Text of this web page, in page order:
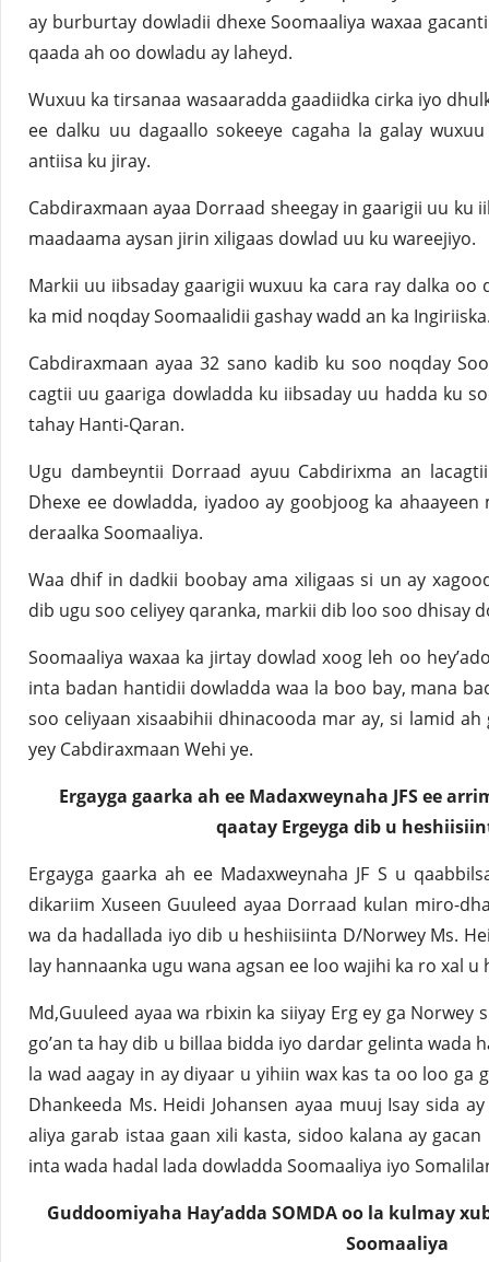
ay burburtay dowladii dhexe Soomaaliya waxaa
qaada ah oo dowladu ay laheyd.
Wuxuu ka tirsanaa wasaaradda gaadiidka cirka iyo
ee dalku uu dagaallo sokeeye cagaha la galay
antiisa ku jiray.
Cabdiraxmaan ayaa Dorraad sheegay in gaarigii uu ku
maadaama aysan jirin xiligaas dowlad uu ku wareejiyo.
Markii uu iibsaday gaarigii wuxuu ka cara ray dalka oo
ka mid noqday Soomaalidii gashay wadd an ka
Cabdiraxmaan ayaa 32 sano kadib ku soo noqday
cagtii uu gaariga dowladda ku iibsaday uu hadda ku
tahay Hanti-Qaran.
Ugu dambeyntii Dorraad ayuu Cabdirixma an
Dhexe ee dowladda, iyadoo ay goobjoog ka
deraalka Soomaaliya.
Waa dhif in dadkii boobay ama xiligaas si un ay
dib ugu soo celiyey qaranka, markii dib loo soo dhisay
Soomaaliya waxaa ka jirtay dowlad xoog leh oo
inta badan hantidii dowladda waa la boo bay, mana
soo celiyaan xisaabihii dhinacooda mar ay, si lamid
yey Cabdiraxmaan Wehi ye.
Ergayga gaarka ah ee Madaxweynaha JFS ee
qaatay Ergeyga dib u
Ergayga gaarka ah ee Madaxweynaha JF S u
dikariim Xuseen Guuleed ayaa Dorraad kulan miro-
wa da hadallada iyo dib u heshiisiinta D/Norwey Ms.
lay hannaanka ugu wana agsan ee loo wajihi ka ro xal
Md,Guuleed ayaa wa rbixin ka siiyay Erg ey ga Norwey
go’an ta hay dib u billaa bidda iyo dardar gelinta wada
la wad aagay in ay diyaar u yihiin wax kas ta oo loo ga
Dhankeeda Ms. Heidi Johansen ayaa muuj Isay sida
aliya garab istaa gaan xili kasta, sidoo kalana ay
inta wada hadal lada dowladda Soomaaliya iyo
Guddoomiyaha Hay’adda SOMDA oo la kulmay
Soomaaliya